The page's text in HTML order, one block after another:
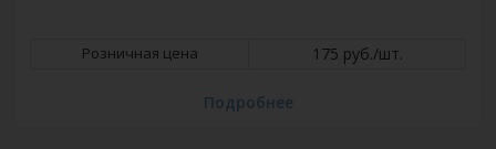
Розничная цена 175 руб./шт.
Подробнее